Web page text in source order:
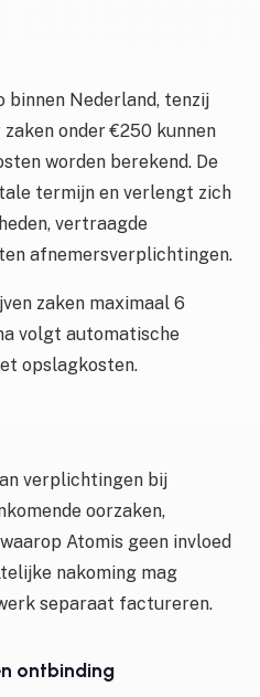
binnen Nederland, tenzij
onder €250 kunnen
worden berekend. De
termijn en verlengt zich
vertraagde
afnemersverplichtingen.
zaken maximaal 6
volgt automatische
opslagkosten.
verplichtingen bij
oorzaken,
Atomis geen invloed
nakoming mag
separaat factureren.
ontbinding